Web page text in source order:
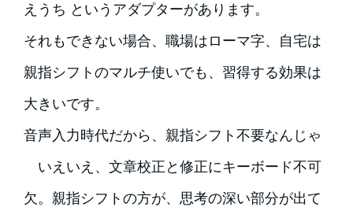
えうち というアダプターがあります。
それもできない場合、職場はローマ字、自宅は
親指シフトのマルチ使いでも、習得する効果は
大きいです。
音声入力時代だから、親指シフト不要なんじゃ
いえいえ、文章校正と修正にキーボード不可
欠。親指シフトの方が、思考の深い部分が出て